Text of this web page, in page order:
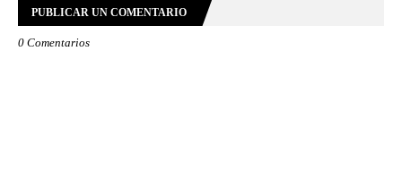
PUBLICAR UN COMENTARIO
0 Comentarios